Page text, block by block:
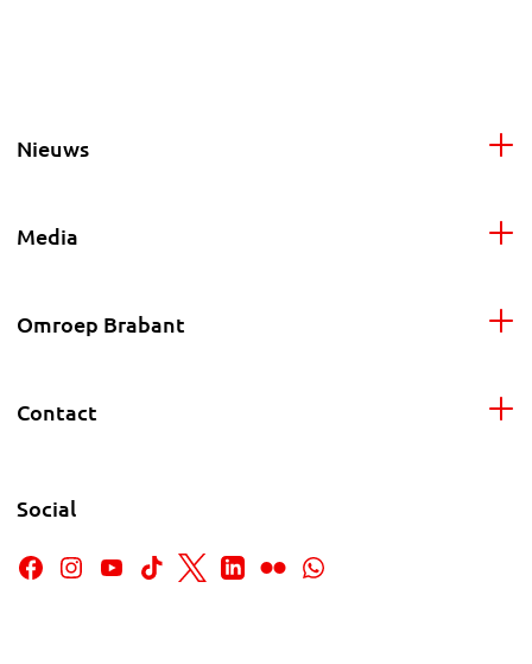
Nieuws
Media
Omroep Brabant
Contact
Social